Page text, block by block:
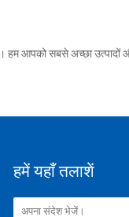
हम आपको सबसे अच्छा उत्पादों
हमें यहाँ तलाशें